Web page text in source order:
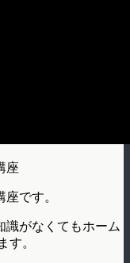
座
です。
識がなくてもホーム
。